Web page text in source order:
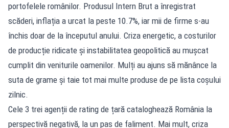
portofelele românilor. Produsul Intern Brut a înregistrat
scăderi, inflația a urcat la peste 10.7%, iar mii de firme s-au
închis doar de la începutul anului. Criza energetic, a costurilor
de producție ridicate și instabilitatea geopolitică au mușcat
cumplit din veniturile oamenilor. Mulți au ajuns să mănânce la
suta de grame și taie tot mai multe produse de pe lista coșului
zilnic.
Cele 3 trei agenții de rating de țară cataloghează România la
perspectivă negativă, la un pas de faliment. Mai mult, criza